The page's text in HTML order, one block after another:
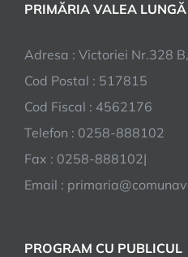
PRIMĂRIA VALEA LUNGĂ
Adresa : Victoriei Nr.328 B,
Cod Postal : 517815
Cod Fiscal : 4562176
Telefon : 0258-888102
Fax : 0258-888102|
Email :
PROGRAM CU PUBLICUL